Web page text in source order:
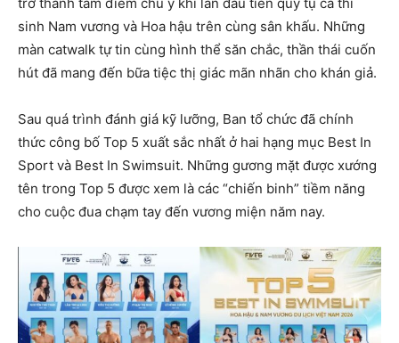
sinh Nam vương và Hoa hậu trên cùng sân khấu. Những
màn catwalk tự tin cùng hình thể săn chắc, thần thái cuốn
hút đã mang đến bữa tiệc thị giác mãn nhãn cho khán giả.
Sau quá trình đánh giá kỹ lưỡng, Ban tổ chức đã chính
thức công bố Top 5 xuất sắc nhất ở hai hạng mục Best In
Sport và Best In Swimsuit. Những gương mặt được xướng
tên trong Top 5 được xem là các “chiến binh” tiềm năng
cho cuộc đua chạm tay đến vương miện năm nay.